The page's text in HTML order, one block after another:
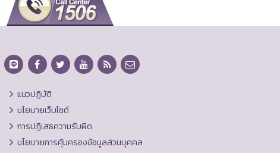
แนวปฏิบัติ
นโยบายเว็บไซต์
การปฏิเสธความรับผิด
นโยบายการคุ้มครองข้อมูลส่วนบุคคล